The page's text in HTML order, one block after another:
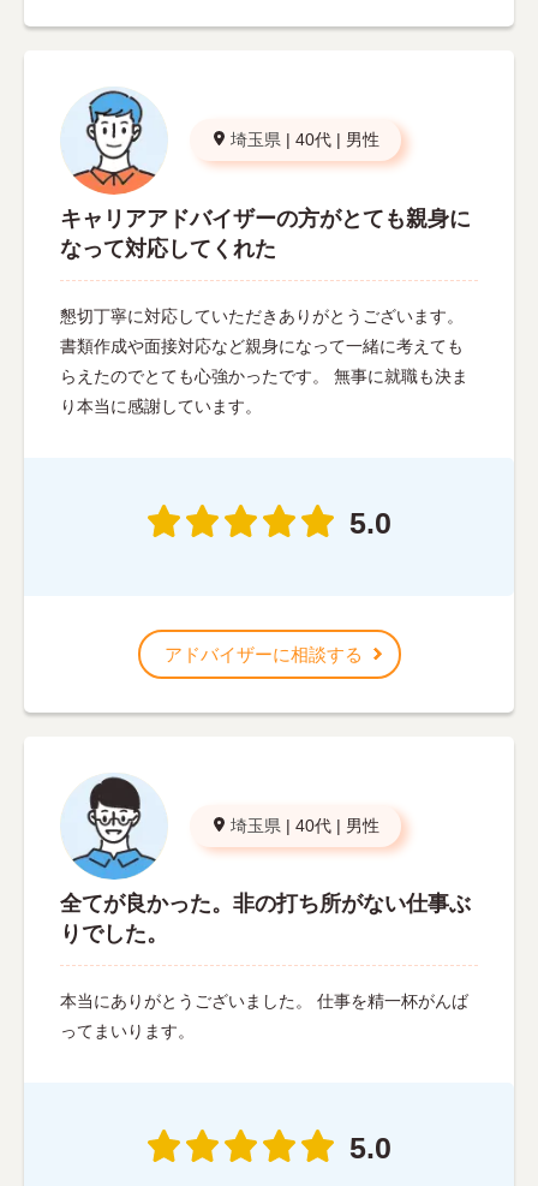
埼玉県 | 40代 | 男性
キャリアアドバイザーの方がとても親身に
なって対応してくれた
懇切丁寧に対応していただきありがとうございます。
書類作成や面接対応など親身になって一緒に考えても
らえたのでとても心強かったです。 無事に就職も決ま
り本当に感謝しています。
5.0
アドバイザーに相談する
埼玉県 | 40代 | 男性
全てが良かった。非の打ち所がない仕事ぶ
りでした。
本当にありがとうございました。 仕事を精一杯がんば
ってまいります。
5.0